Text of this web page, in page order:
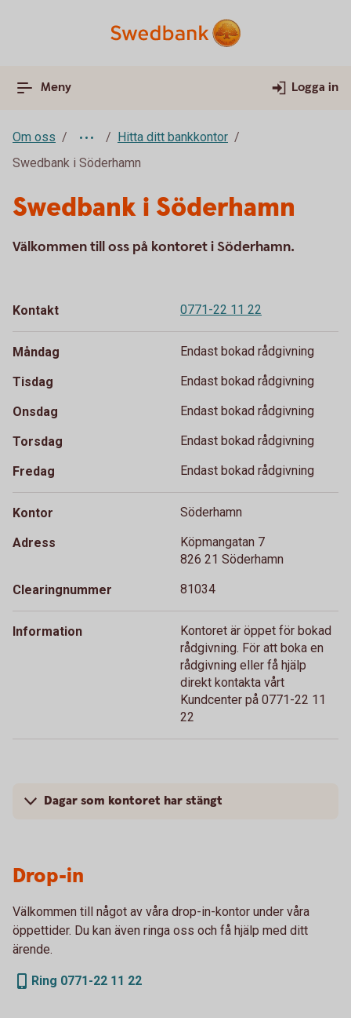
Meny Logga in
Om oss
Hitta ditt bankkontor
Swedbank i Söderhamn
Swedbank i Söderhamn
Välkommen till oss på kontoret i Söderhamn.
Kontakt 0771-22 11 22
Måndag Endast bokad rådgivning
Tisdag Endast bokad rådgivning
Onsdag Endast bokad rådgivning
Torsdag Endast bokad rådgivning
Fredag Endast bokad rådgivning
Kontor Söderhamn
Adress
Köpmangatan 7
826 21 Söderhamn
Clearingnummer 81034
Information
Kontoret är öppet för bokad
rådgivning. För att boka en
rådgivning eller få hjälp
direkt kontakta vårt
Kundcenter på 0771-22 11
22
Dagar som kontoret har stängt
Drop-in
Välkommen till något av våra drop-in-kontor under våra
öppettider. Du kan även ringa oss och få hjälp med ditt
ärende.
Ring 0771-22 11 22